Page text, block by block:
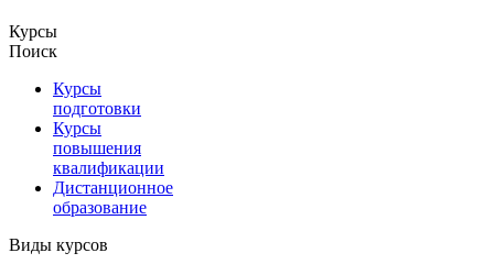
Курсы
Поиск
Курсы
подготовки
Курсы
повышения
квалификации
Дистанционное
образование
Виды курсов